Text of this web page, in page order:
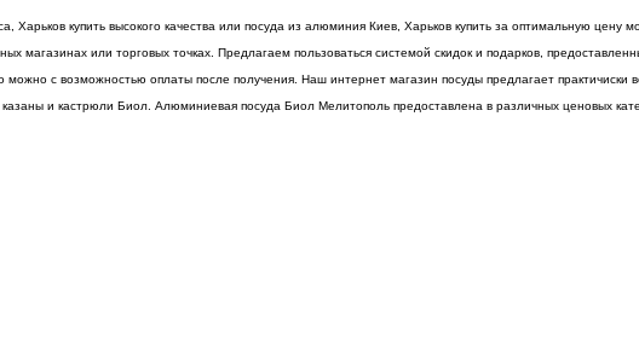
купить высокого качества или посуда из алюминия Киев, Харьков купить за оптимальную цену
магазинах или торговых точках. Предлагаем пользоваться системой скидок и подарков,
можно с возможностью оплаты после получения. Наш интернет магазин посуды предлагает
казаны и кастрюли Биол. Алюминиевая посуда Биол Мелитополь предоставлена в различных ценовых